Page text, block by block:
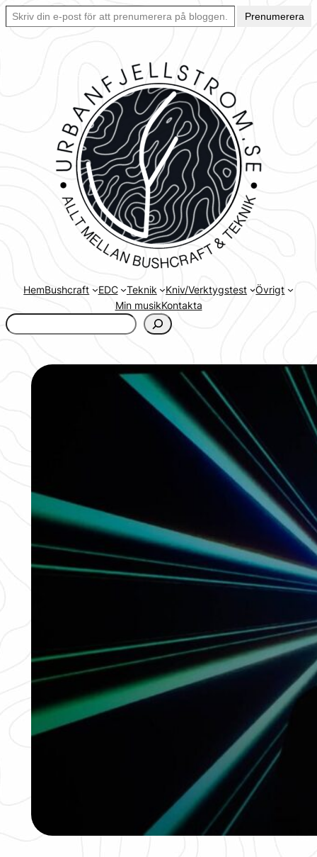
Hoppa
Skriv din e-post för att prenumerera på bloggen… Ett enkelt sätt att hålla sig uppdaterad automatiskt.
Prenumerera
HemBushcraft EDC Teknik Kniv/Verktygstest
Övrigt
Min musikKontakta
www.urbanfjellstrom.se/jamforelselistan/